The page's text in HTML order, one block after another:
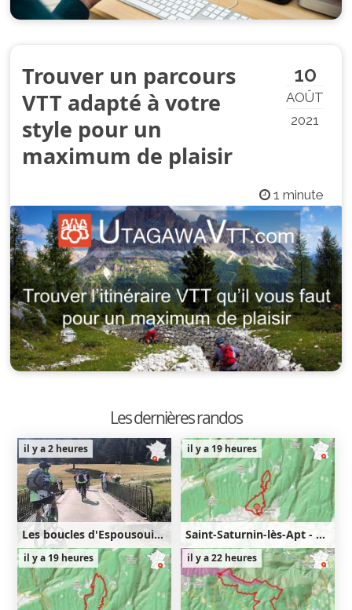
10
AOÛT
2021
Trouver un parcours
VTT adapté à votre
style pour un
maximum de plaisir
1 minute
Les dernières randos
il y a 2 heures
Les boucles d'Espousouille
36km
830m
830m
il y a 19 heures
Saint-Saturnin-lès-Apt - Lourète - Redony
9km
350m 350m
il y a 19 heures il y a 22 heures